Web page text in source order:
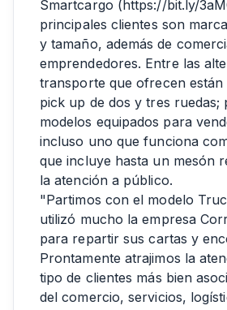
Smartcargo (https://bit.ly/
principales clientes son
y tamaño, además de
emprendedores. Entre las
transporte que ofrecen
pick up de dos y tres ruedas;
modelos equipados para
incluso uno que funciona
que incluye hasta un mesón
la atención a público.
"Partimos con el modelo
utilizó mucho la empresa
para repartir sus cartas y
Prontamente atrajimos la
tipo de clientes más bien
del comercio, servicios,